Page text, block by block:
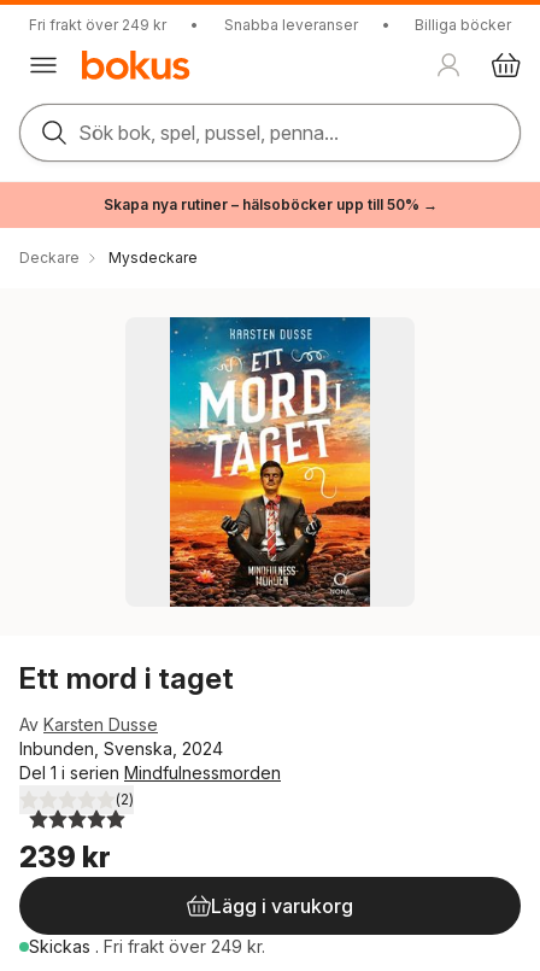
Fri frakt över 249 kr • Snabba leveranser • Billiga böcker
Sök bok, spel, pussel, penna...
Skapa nya rutiner – hälsoböcker upp till 50% →
Deckare Mysdeckare
Ett mord i taget
Av Karsten Dusse
Inbunden, Svenska, 2024
Del 1 i serien Mindfulnessmorden
5,0utav 5 stjärnor. Totalt antal röster:
(2)
239 kr
Lägg i varukorg
Skickas . Fri frakt över 249 kr.